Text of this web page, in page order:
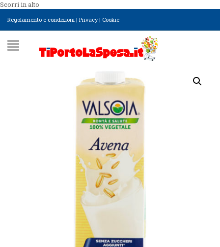
Scorri in alto
Regolamento e condizioni | Privacy| Cookie